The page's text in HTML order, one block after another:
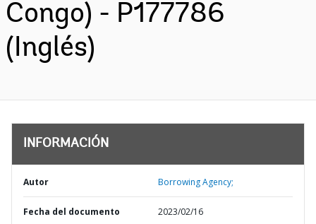
Congo) - P177786
(Inglés)
INFORMACIÓN
Autor Borrowing Agency;
Fecha del documento 2023/02/16